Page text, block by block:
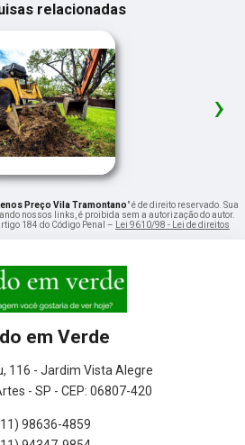
relacionadas
›
Preço Vila Tramontano" é de direito reservado. Sua
nossos links, é proibida sem a autorização do autor.
184 do Código Penal –
Lei 9610/98 - Lei de direitos
em Verde
116 - Jardim Vista Alegre
- SP - CEP: 06807-420
98636-4859